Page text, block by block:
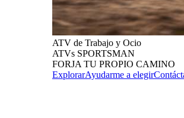
ATV de Trabajo y Ocio
ATVs SPORTSMAN
FORJA TU PROPIO CAMINO
ExplorarAyudarme a elegir